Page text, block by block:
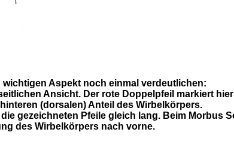
Aspekt noch einmal verdeutlichen:
Ansicht. Der rote Doppelpfeil markiert
(dorsalen) Anteil des Wirbelkörpers.
gezeichneten Pfeile gleich lang. Beim Morbus
des Wirbelkörpers nach vorne.